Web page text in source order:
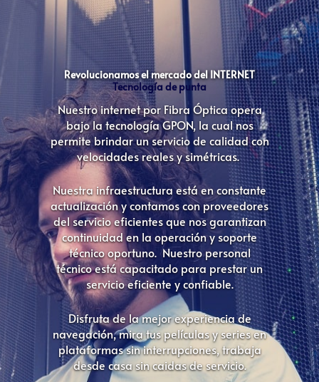
Revolucionamos el mercado del INTERNET
Tecnología de punta
Nuestro internet por Fibra Óptica opera
bajo la tecnología GPON, la cual nos
permite brindar un servicio de calidad con
velocidades reales y simétricas.
Nuestra infraestructura está en constante
actualización y contamos con proveedores
del servicio eficientes que nos garantizan
continuidad en la operación y soporte
técnico oportuno. Nuestro personal
técnico está capacitado para prestar un
servicio eficiente y confiable.
Disfruta de la mejor experiencia de
navegación, mira tus películas y series en
plataformas sin interrupciones, trabaja
desde casa sin caidas de servicio.